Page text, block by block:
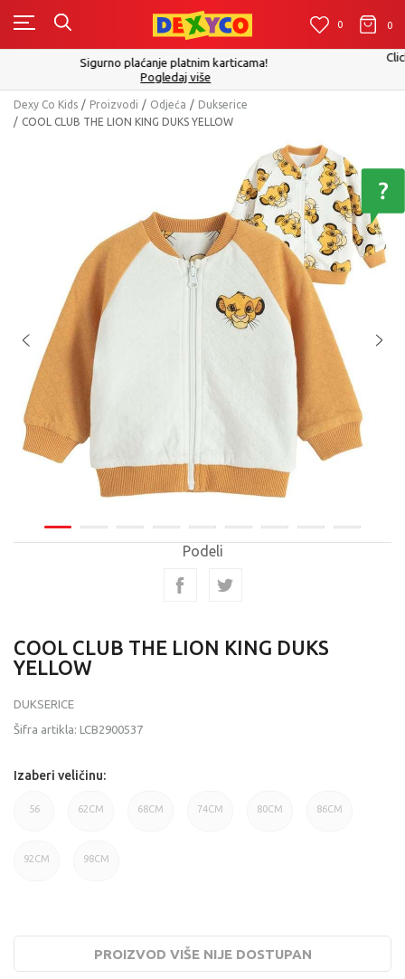
0 0
Click&Collect - Platite karticom Online i preuzmite u prodavnici po
izboru
Pogledaj više
Dexy Co Kids Proizvodi Odjeća
Dukserice
COOL CLUB THE LION KING DUKS YELLOW
Podeli
COOL CLUB THE LION KING DUKS
YELLOW
DUKSERICE
Šifra artikla: LCB2900537
Izaberi veličinu:
56 62CM 68CM 74CM 80CM 86CM
92CM 98CM
PROIZVOD VIŠE NIJE DOSTUPAN